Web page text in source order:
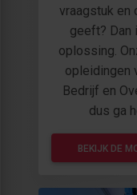
vraagstuk en
geeft? Dan
oplossing.
opleidingen
Bedrijf en
dus ga
BEKIJK DE